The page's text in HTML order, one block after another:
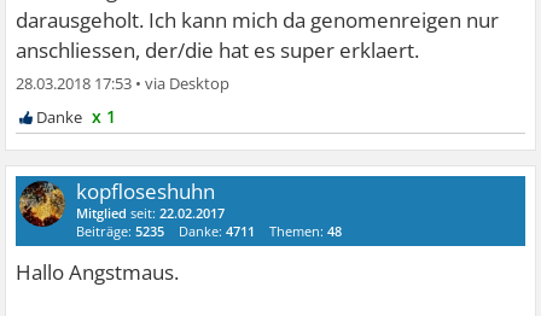
darausgeholt. Ich kann mich da genomenreigen nur
anschliessen, der/die hat es super erklaert.
28.03.2018 17:53 •
x 1
kopfloseshuhn
Mitglied seit:22.02.2017
Beiträge:5235 Danke:4711 Themen:48
Hallo Angstmaus.